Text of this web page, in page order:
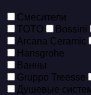
Смесители
TOTO
Bossini
Arcana Ceramic
Hansgrohe
Ванны
Gruppo Treesse
Душевые